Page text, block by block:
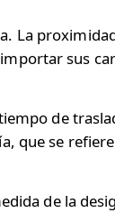
La
sus
de
que se
de la